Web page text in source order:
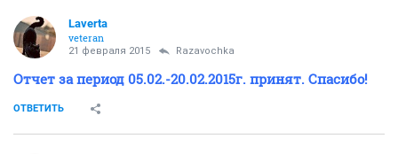
Laverta
veteran
21 февраля 2015 Razavochka
Отчет за период 05.02.-20.02.2015г. принят. Спасибо!
ОТВЕТИТЬ